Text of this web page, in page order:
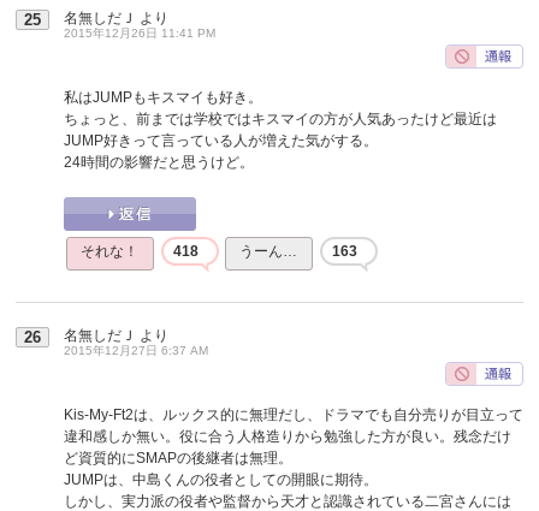
25 名無しだＪ より
2015年12月26日 11:41 PM
私はJUMPもキスマイも好き。
ちょっと、前までは学校ではキスマイの方が人気あったけど最近は
JUMP好きって言っている人が増えた気がする。
24時間の影響だと思うけど。
それな！ 418 うーん… 163
26 名無しだＪ より
2015年12月27日 6:37 AM
Kis-My-Ft2は、ルックス的に無理だし、ドラマでも自分売りが目立って
違和感しか無い。役に合う人格造りから勉強した方が良い。残念だけ
ど資質的にSMAPの後継者は無理。
JUMPは、中島くんの役者としての開眼に期待。
しかし、実力派の役者や監督から天才と認識されている二宮さんには